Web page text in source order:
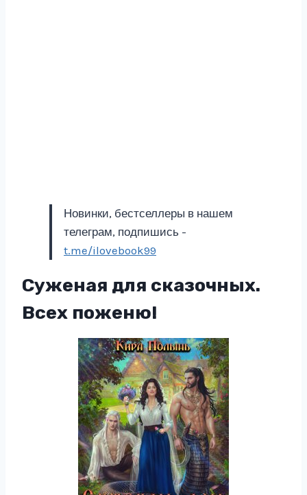
Новинки, бестселлеры в нашем
телеграм, подпишись -
t.me/ilovebook99
Суженая для сказочных.
Всех поженю!